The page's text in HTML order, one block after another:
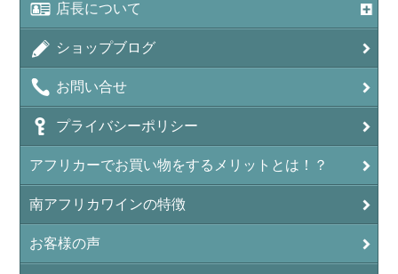
店長について
ショップブログ
お問い合せ
プライバシーポリシー
アフリカーでお買い物をするメリットとは！？
南アフリカワインの特徴
お客様の声